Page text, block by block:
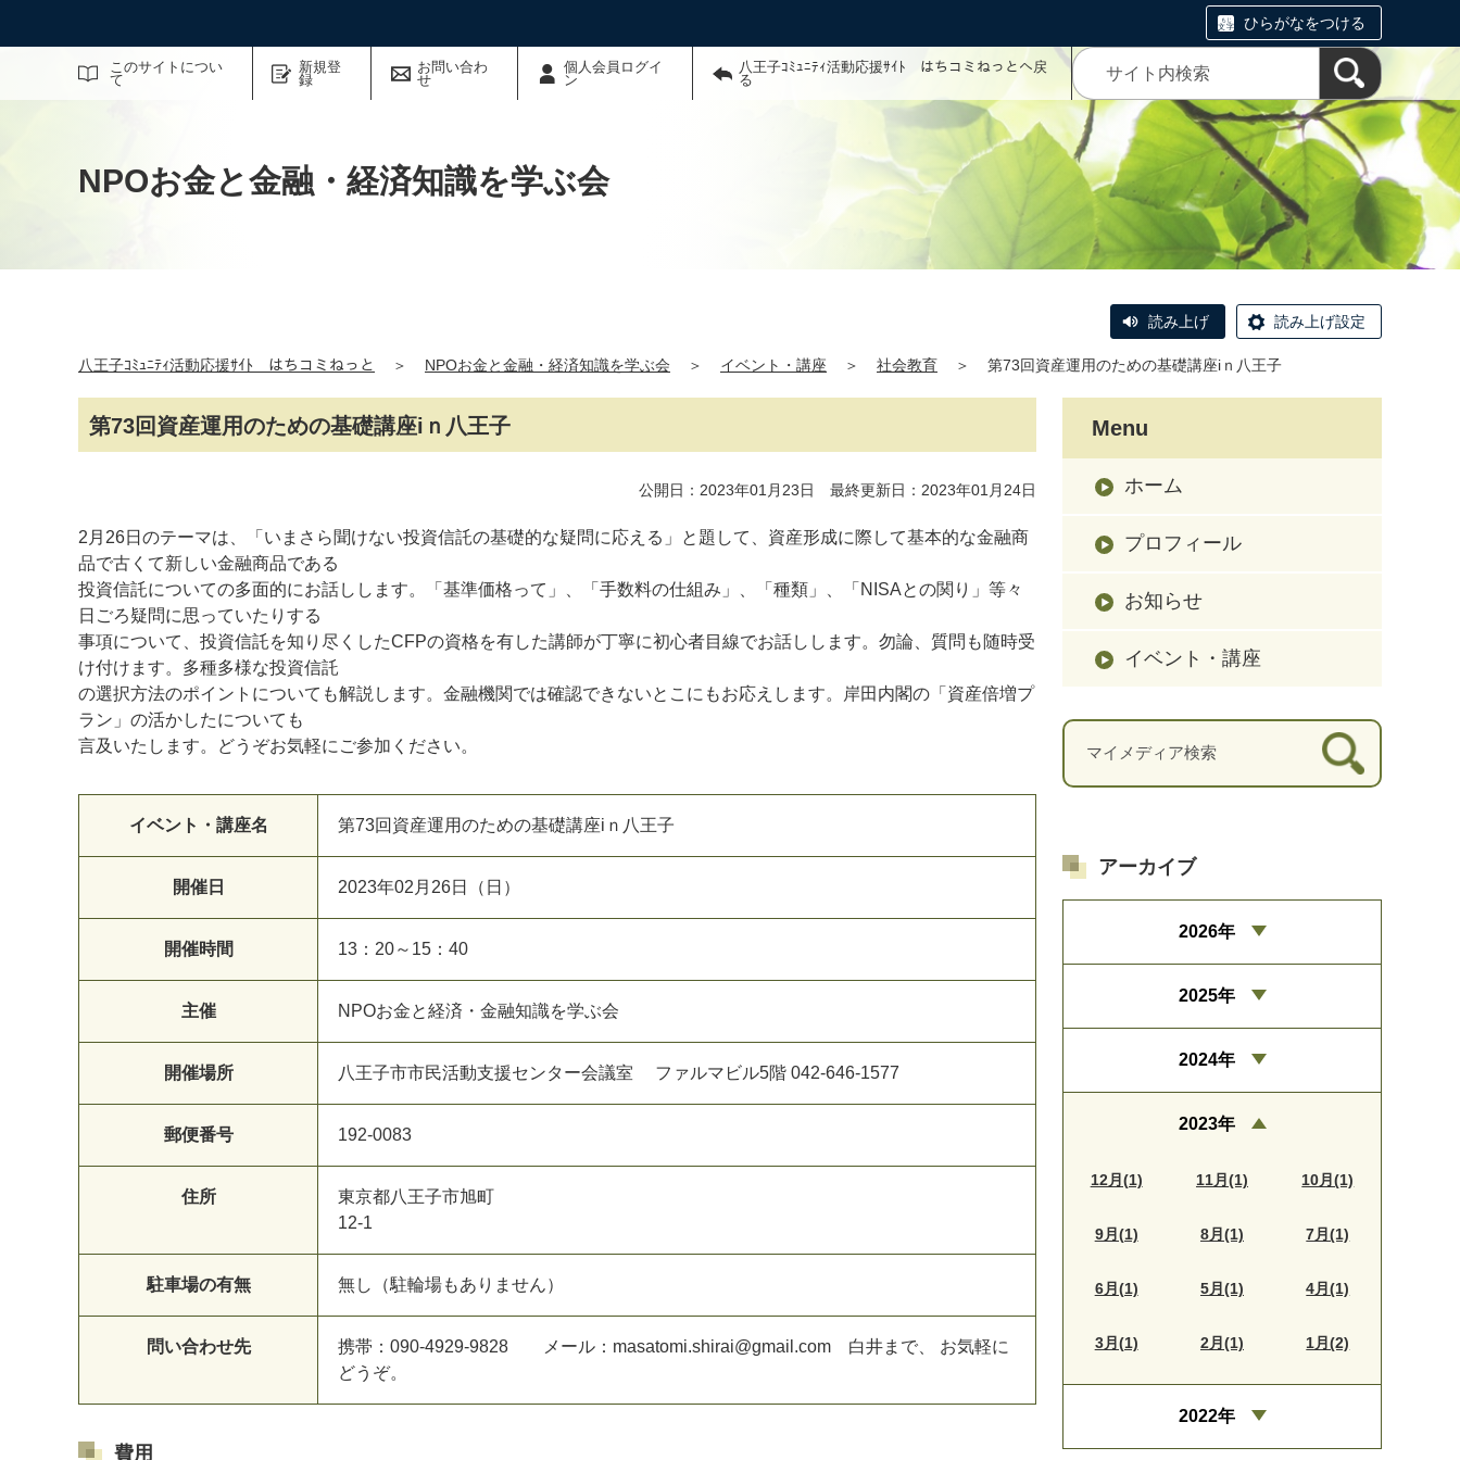
ひらがなをつける
このサイトについ
て
新規登
録
お問い合わ
せ
個人会員ログイ
ン
八王子ｺﾐｭﾆﾃｨ活動応援ｻｲﾄ はちコミねっとへ戻
る
サイト内検索
NPOお金と金融・経済知識を学ぶ会
読み上げ 読み上げ設定
八王子ｺﾐｭﾆﾃｨ活動応援ｻｲﾄ はちコミねっと ＞ NPOお金と金融・経済知識を学ぶ会 ＞ イベント・講座 ＞ 社会教育 ＞ 第73回資産運用のための基礎講座iｎ八王子
第73回資産運用のための基礎講座iｎ八王子
公開日：2023年01月23日 最終更新日：2023年01月24日
2月26日のテーマは、「いまさら聞けない投資信託の基礎的な疑問に応える」と題して、資産形成に際して基本的な金融商
品で古くて新しい金融商品である
投資信託についての多面的にお話しします。「基準価格って」、「手数料の仕組み」、「種類」、「NISAとの関り」等々
日ごろ疑問に思っていたりする
事項について、投資信託を知り尽くしたCFPの資格を有した講師が丁寧に初心者目線でお話しします。勿論、質問も随時受
け付けます。多種多様な投資信託
の選択方法のポイントについても解説します。金融機関では確認できないとこにもお応えします。岸田内閣の「資産倍増プ
ラン」の活かしたについても
言及いたします。どうぞお気軽にご参加ください。
イベント・講座名 第73回資産運用のための基礎講座iｎ八王子
開催日 2023年02月26日（日）
開催時間 13：20～15：40
主催 NPOお金と経済・金融知識を学ぶ会
開催場所 八王子市市民活動支援センター会議室 ファルマビル5階 042-646-1577
郵便番号 192-0083
住所
東京都八王子市旭町
12-1
駐車場の有無 無し（駐輪場もありません）
問い合わせ先
携帯：090-4929-9828 メール：masatomi.shirai@gmail.com 白井まで、 お気軽に
どうぞ。
費用
Menu
ホーム
プロフィール
お知らせ
イベント・講座
マイメディア検索
アーカイブ
2026年
2025年
2024年
2023年
12月(1) 11月(1) 10月(1)
9月(1) 8月(1) 7月(1)
6月(1) 5月(1) 4月(1)
3月(1) 2月(1) 1月(2)
2022年